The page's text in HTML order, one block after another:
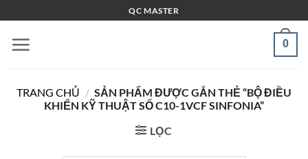
qua
nội
QC MASTER
0
TRANG CHỦ / SẢN PHẨM ĐƯỢC GẮN THẺ “BỘ ĐIỀU
KHIỂN KỸ THUẬT SỐ C10-1VCF SINFONIA”
LỌC